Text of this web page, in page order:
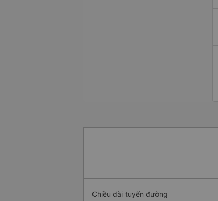
Chiều dài tuyến đường